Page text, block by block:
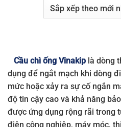
Cầu chì ống Vinakip là dòng
dụng để ngắt mạch khi dòng
mức hoặc xảy ra sự cố ngắn
độ tin cậy cao và khả năng
được ứng dụng rộng rãi trong
điện công nghiệp, máy móc,